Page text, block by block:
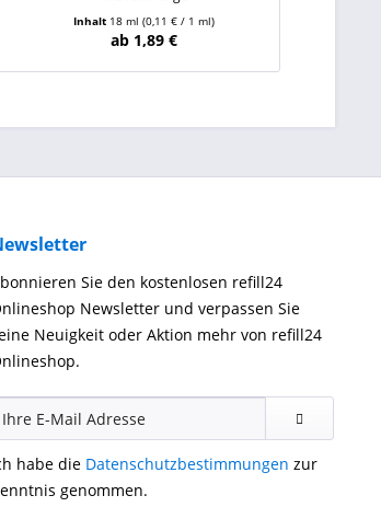
Inhalt 18 ml (0,11 € / 1 ml)
ab 1,89 €
Sie den kostenlosen refill24
Newsletter und verpassen Sie
Neuigkeit oder Aktion mehr von refill24
habe die Datenschutzbestimmungen zur
genommen.